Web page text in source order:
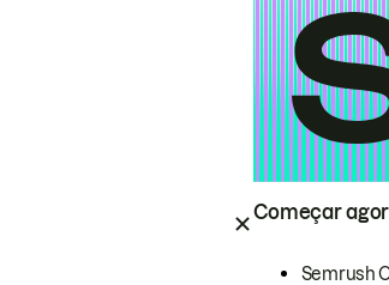
Começar
Semrush